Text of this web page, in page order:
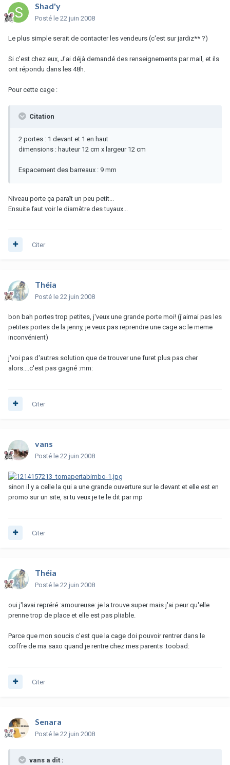
Shad'y
Posté le 22 juin 2008
Le plus simple serait de contacter les vendeurs (c'est sur jardiz** ?)
Si c'est chez eux, J'ai déjà demandé des renseignements par mail, et ils
ont répondu dans les 48h.
Pour cette cage :
Citation
2 portes : 1 devant et 1 en haut
dimensions : hauteur 12 cm x largeur 12 cm
Espacement des barreaux : 9 mm
Niveau porte ça paraît un peu petit...
Ensuite faut voir le diamètre des tuyaux...
Citer
Théia
Posté le 22 juin 2008
bon bah portes trop petites, j'veux une grande porte moi! (j'aimai pas les
petites portes de la jenny, je veux pas reprendre une cage ac le meme
inconvénient)
j'voi pas d'autres solution que de trouver une furet plus pas cher
alors....c'est pas gagné :mm:
Citer
vans
Posté le 22 juin 2008
sinon il y a celle la qui a une grande ouverture sur le devant et elle est en
promo sur un site, si tu veux je te le dit par mp
Citer
Théia
Posté le 22 juin 2008
oui j'lavai repréré :amoureuse: je la trouve super mais j'ai peur qu'elle
prenne trop de place et elle est pas pliable.
Parce que mon soucis c'est que la cage doi pouvoir rentrer dans le
coffre de ma saxo quand je rentre chez mes parents :toobad:
Citer
Senara
Posté le 22 juin 2008
vans a dit :